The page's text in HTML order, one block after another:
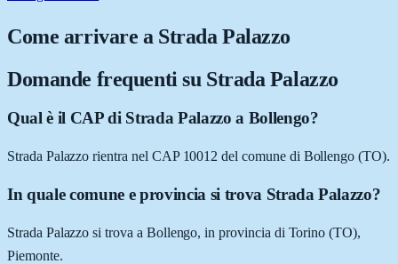
Come arrivare a Strada Palazzo
Domande frequenti su Strada Palazzo
Qual è il CAP di Strada Palazzo a Bollengo?
Strada Palazzo rientra nel CAP 10012 del comune di Bollengo (TO).
In quale comune e provincia si trova Strada Palazzo?
Strada Palazzo si trova a Bollengo, in provincia di Torino (TO),
Piemonte.